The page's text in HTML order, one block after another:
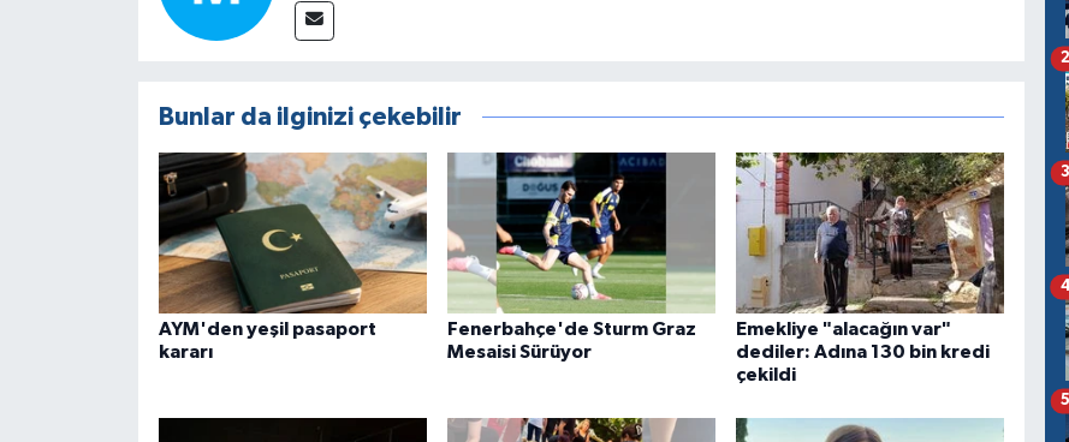
Bunlar da ilginizi çekebilir
AYM'den yeşil pasaport
kararı
Fenerbahçe'de Sturm Graz
Mesaisi Sürüyor
Emekliye "alacağın var"
dediler: Adına 130 bin kredi
çekildi
2
3
5